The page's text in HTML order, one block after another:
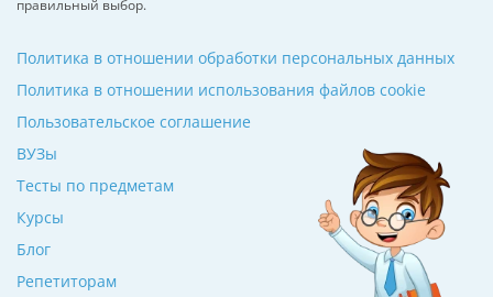
правильный выбор.
ВУЗы
Тесты по предметам
Курсы
Блог
Репетиторам
Политика в отношении обработки персональных данных
Политика в отношении использования файлов cookie
Пользовательское соглашение